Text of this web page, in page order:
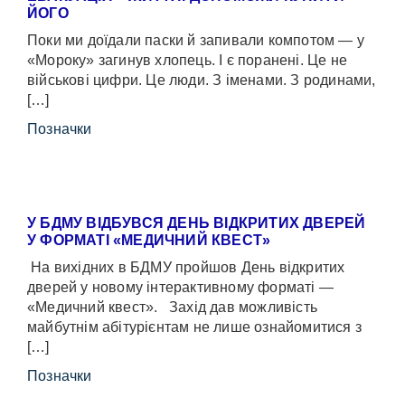
ЙОГО
Поки ми доїдали паски й запивали компотом — у
«Мороку» загинув хлопець. І є поранені. Це не
військові цифри. Це люди. З іменами. З родинами,
[…]
Позначки
У БДМУ ВІДБУВСЯ ДЕНЬ ВІДКРИТИХ ДВЕРЕЙ
У ФОРМАТІ «МЕДИЧНИЙ КВЕСТ»
На вихідних в БДМУ пройшов День відкритих
дверей у новому інтерактивному форматі —
«Медичний квест». Захід дав можливість
майбутнім абітурієнтам не лише ознайомитися з
[…]
Позначки